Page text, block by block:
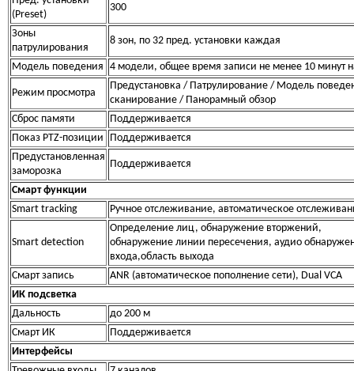
(Preset)
300
Зоны
патрулирования
8 зон, по 32 пред. установки каждая
Модель поведения 4 модели, общее время записи не менее 10 минут
Режим просмотра
Предустановка / Патрулирование / Модель
сканирование / Панорамный обзор
Сброс памяти
Поддерживается
Показ PTZ-позиции
Поддерживается
Предустановленная
заморозка
Поддерживается
Смарт функции
Smart tracking
Ручное отслеживание, автоматическое
Smart detection
Определение лиц, обнаружение вторжений,
обнаружение линии пересечения, аудио
входа,область выхода
Смарт запись
ANR (автоматическое пополнение сети), Dual VCA
ИК подсветка
Дальность
до 200 м
Смарт ИК
Поддерживается
Интерфейсы